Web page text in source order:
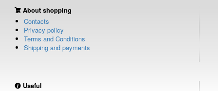
About shopping
Contacts
Privacy policy
Terms and Conditions
Shipping and payments
Useful